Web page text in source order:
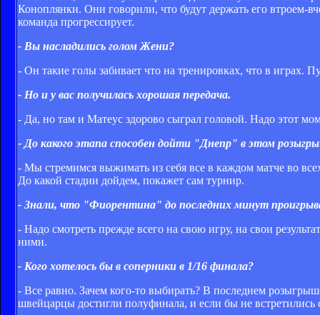
Коноплянки. Они говорили, что будут держать его втроем-
команда прогрессирует.
- Вы насладились голом Жени?
- Он такие голы забивает что на тренировках, что в играх.
- Но и у вас получилась хорошая передача.
- Да, но там и Матеус здорово сыграл головой. Надо этот
- До какого этапа способен дойти "Днепр" в этом
- Мы стремимся выжимать из себя все в каждом матче во
До какой стадии дойдем, покажет сам турнир.
- Знали, что "Фиорентина" до последних минут
- Надо смотреть прежде всего на свою игру, на свои
ними.
- Кого хотелось бы в соперники в 1/16 финала?
- Все равно. Зачем кого-то выбирать? В последнем
швейцарцы достигли полуфинала, и если бы не